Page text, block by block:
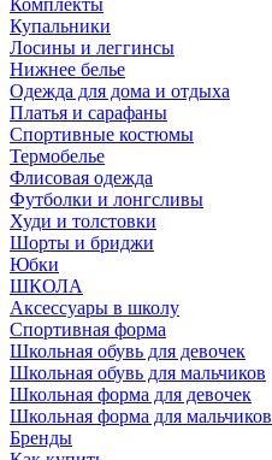
Комплекты
Купальники
Лосины и леггинсы
Нижнее белье
Одежда для дома и отдыха
Платья и сарафаны
Спортивные костюмы
Термобелье
Флисовая одежда
Футболки и лонгсливы
Худи и толстовки
Шорты и бриджи
Юбки
ШКОЛА
Аксессуары в школу
Спортивная форма
Школьная обувь для девочек
Школьная обувь для мальчиков
Школьная форма для девочек
Школьная форма для мальчиков
Бренды